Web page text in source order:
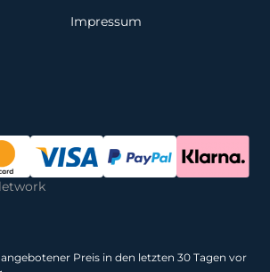
Impressum
Preis in den letzten 30 Tagen vor